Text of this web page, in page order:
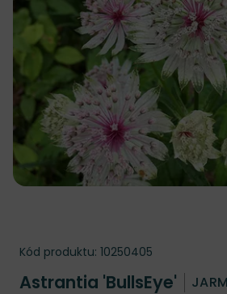
Kód produktu: 10250405
Astrantia 'BullsEye'